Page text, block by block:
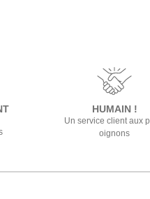
HUMAIN !
Un service client aux
oignons